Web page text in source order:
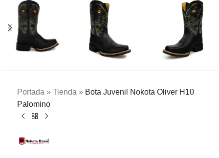
Portada » Tienda » Bota Juvenil Nokota Oliver H10
Palomino